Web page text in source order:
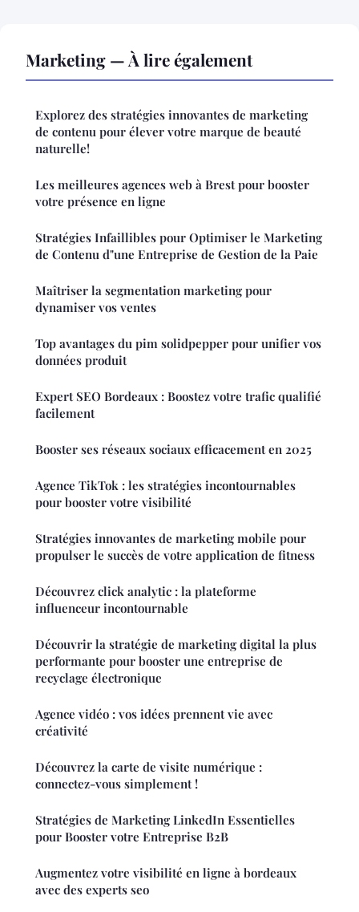
Marketing — À lire également
Explorez des stratégies innovantes de marketing
de contenu pour élever votre marque de beauté
naturelle!
Les meilleures agences web à Brest pour booster
votre présence en ligne
Stratégies Infaillibles pour Optimiser le Marketing
de Contenu d"une Entreprise de Gestion de la Paie
Maîtriser la segmentation marketing pour
dynamiser vos ventes
Top avantages du pim solidpepper pour unifier vos
données produit
Expert SEO Bordeaux : Boostez votre trafic qualifié
facilement
Booster ses réseaux sociaux efficacement en 2025
Agence TikTok : les stratégies incontournables
pour booster votre visibilité
Stratégies innovantes de marketing mobile pour
propulser le succès de votre application de fitness
Découvrez click analytic : la plateforme
influenceur incontournable
Découvrir la stratégie de marketing digital la plus
performante pour booster une entreprise de
recyclage électronique
Agence vidéo : vos idées prennent vie avec
créativité
Découvrez la carte de visite numérique :
connectez-vous simplement !
Stratégies de Marketing LinkedIn Essentielles
pour Booster votre Entreprise B2B
Augmentez votre visibilité en ligne à bordeaux
avec des experts seo